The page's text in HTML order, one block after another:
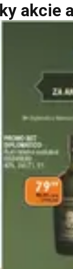
akcie